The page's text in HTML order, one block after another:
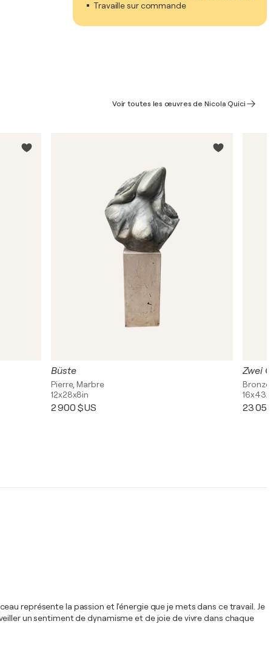
Travaille sur commande
Voir toutes les œuvres de Nicola Quici
Büste
Pierre, Marbre
12x28x8in
2 900 $US
Zwei
Bronze,
23 050
représente la passion et l'énergie que je mets dans ce travail. Je
un sentiment de dynamisme et de joie de vivre dans chaque